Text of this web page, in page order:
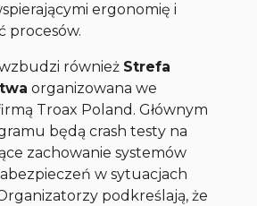
ergonomię i
procesów.
również Strefa
organizowana we
Troax Poland. Głównym
będą crash testy na
zachowanie systemów
w sytuacjach
podkreślają, że